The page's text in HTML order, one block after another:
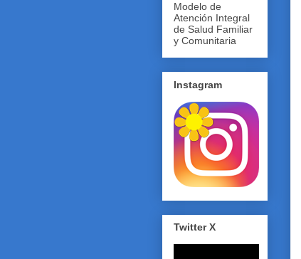
Modelo de
Atención Integral
de Salud Familiar
y Comunitaria
Instagram
Twitter X